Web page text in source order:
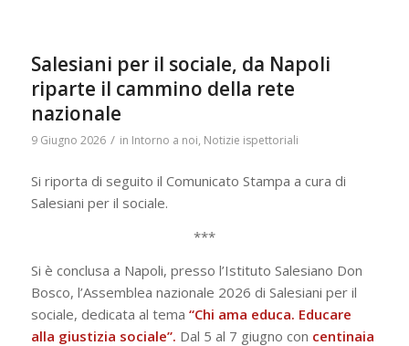
Salesiani per il sociale, da Napoli
riparte il cammino della rete
nazionale
9 Giugno 2026 / in Intorno a noi, Notizie ispettoriali
Si riporta di seguito il Comunicato Stampa a cura di
Salesiani per il sociale.
***
Si è conclusa a Napoli, presso l’Istituto Salesiano Don
Bosco, l’Assemblea nazionale 2026 di Salesiani per il
sociale, dedicata al tema “Chi ama educa. Educare
alla giustizia sociale”. Dal 5 al 7 giugno con centinaia